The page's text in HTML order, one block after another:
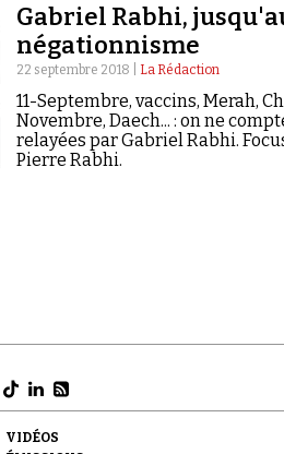
Gabriel Rabhi,
négationnisme
22 septembre 2018 | La Rédaction
11-Septembre, vaccins, Merah,
Novembre, Daech... : on ne
relayées par Gabriel Rabhi.
Pierre Rabhi.
VIDÉOS